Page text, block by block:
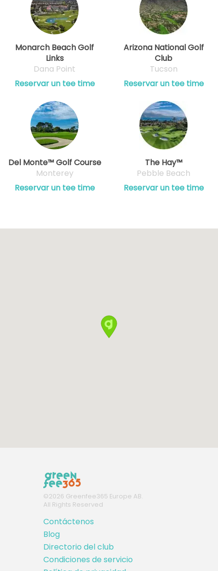
Monarch Beach Golf
Links
Dana Point
Reservar un tee time
Arizona National Golf
Club
Tucson
Reservar un tee time
Del Monte™ Golf Course
Monterey
Reservar un tee time
The Hay™
Pebble Beach
Reservar un tee time
©2026 Greenfee365 Europe AB.
All Rights Reserved
Contáctenos
Blog
Directorio del club
Condiciones de servicio